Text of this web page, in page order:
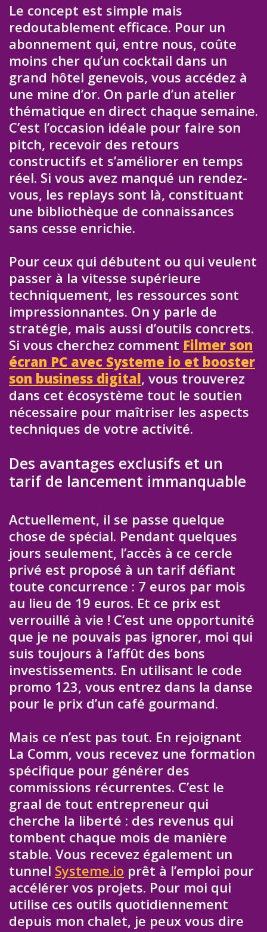
Le concept est simple mais
redoutablement efficace. Pour un
abonnement qui, entre nous, coûte
moins cher qu’un cocktail dans un
grand hôtel genevois, vous accédez à
une mine d’or. On parle d’un atelier
thématique en direct chaque semaine.
C’est l’occasion idéale pour faire son
pitch, recevoir des retours
constructifs et s’améliorer en temps
réel. Si vous avez manqué un rendez-
vous, les replays sont là, constituant
une bibliothèque de connaissances
sans cesse enrichie.
Pour ceux qui débutent ou qui veulent
passer à la vitesse supérieure
techniquement, les ressources sont
impressionnantes. On y parle de
stratégie, mais aussi d’outils concrets.
Si vous cherchez comment Filmer son
écran PC avec Systeme io et booster
son business digital, vous trouverez
dans cet écosystème tout le soutien
nécessaire pour maîtriser les aspects
techniques de votre activité.
Des avantages exclusifs et un
tarif de lancement immanquable
Actuellement, il se passe quelque
chose de spécial. Pendant quelques
jours seulement, l’accès à ce cercle
privé est proposé à un tarif défiant
toute concurrence : 7 euros par mois
au lieu de 19 euros. Et ce prix est
verrouillé à vie ! C’est une opportunité
que je ne pouvais pas ignorer, moi qui
suis toujours à l’affût des bons
investissements. En utilisant le code
promo 123, vous entrez dans la danse
pour le prix d’un café gourmand.
Mais ce n’est pas tout. En rejoignant
La Comm, vous recevez une formation
spécifique pour générer des
commissions récurrentes. C’est le
graal de tout entrepreneur qui
cherche la liberté : des revenus qui
tombent chaque mois de manière
stable. Vous recevez également un
tunnel Systeme.io prêt à l’emploi pour
accélérer vos projets. Pour moi qui
utilise ces outils quotidiennement
depuis mon chalet, je peux vous dire